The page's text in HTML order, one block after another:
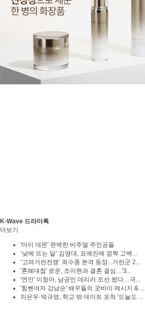
K-Wave 드라마톡
더보기
'마이 데몬' 완벽한 비주얼 주인공들
‘낮에 뜨는 달’ 김영대, 표예진에 깜짝 고백...
‘고려거란전쟁’ 최수종 본격 등장...거란군 2...
'혼례대첩' 로운, 조이현과 결혼 결심…'3...
'연인' 이청아, 남궁민 데리러 조선 왔다…극...
'힘쎈여자 강남순' 배우들의 굿바이 메시지 & ...
차은우·박규영, 학교 밖 데이트 포착 '오늘도 ...